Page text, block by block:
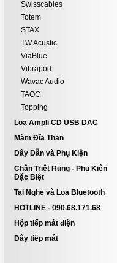
Swisscables
Totem
STAX
TW Acustic
ViaBlue
Vibrapod
Wavac Audio
TAOC
Topping
Loa Ampli CD USB DAC
Mâm Đĩa Than
Dây Dẫn và Phụ Kiện
Chân Triệt Rung - Phụ Kiện
Đặc Biệt
Tai Nghe và Loa Bluetooth
HOTLINE - 090.68.171.68
Hộp tiếp mát điện
Dây tiếp mát